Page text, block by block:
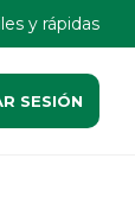
y rápidas
SESIÓN